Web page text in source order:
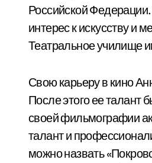
Российской
интерес к искусству и
Театральное училище
Свою карьеру в кино
После этого ее талант
своей фильмографии
талант и
можно назвать